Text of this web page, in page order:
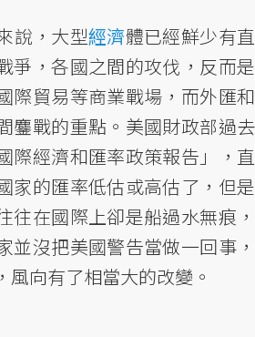
說，大型經濟體已經鮮少有直
爭，各國之間的攻伐，反而是
際貿易等商業戰場，而外匯和
鏖戰的重點。美國財政部過去
際經濟和匯率政策報告」，直
家的匯率低估或高估了，但是
往在國際上卻是船過水無痕，
並沒把美國警告當做一回事，
風向有了相當大的改變。